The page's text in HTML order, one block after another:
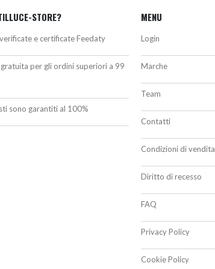
STORE?
e certificate Feedaty
per gli ordini superiori a 99
sono garantiti al 100%
MENU
Login
Marche
Team
Contatti
Condizioni di vendita
Diritto di recesso
FAQ
Privacy Policy
Cookie Policy